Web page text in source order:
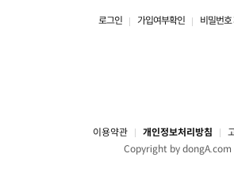
로그인 가입여부확인 비밀번호
이용약관 개인정보처리방침
Copyright by dongA.com